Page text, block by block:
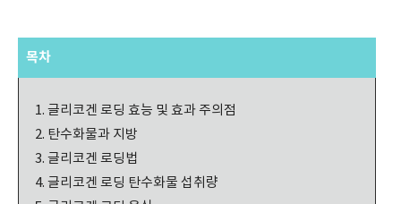
목차
글리코겐 로딩 효능 및 효과 주의점
탄수화물과 지방
글리코겐 로딩법
글리코겐 로딩 탄수화물 섭취량